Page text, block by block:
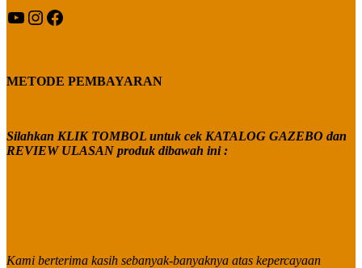
YouTube
Instagram
Facebook
METODE PEMBAYARAN
Silahkan KLIK TOMBOL untuk cek KATALOG GAZEBO dan
REVIEW ULASAN produk dibawah ini :
Kami berterima kasih sebanyak-banyaknya atas kepercayaan